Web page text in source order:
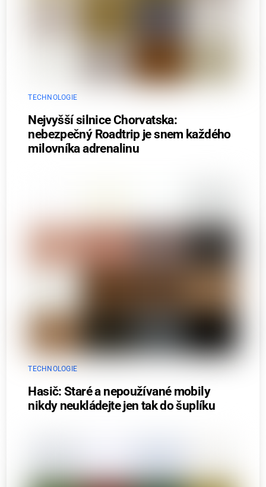
TECHNOLOGIE
Nejvyšší silnice Chorvatska:
nebezpečný Roadtrip je snem každého
milovníka adrenalinu
TECHNOLOGIE
Hasič: Staré a nepoužívané mobily
nikdy neukládejte jen tak do šuplíku